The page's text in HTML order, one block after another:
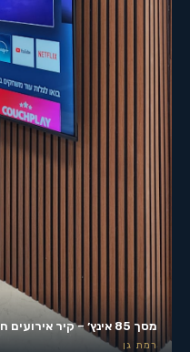
מסך 85 אינץ׳ – קיר אירועים חיפוי פולימרי
רמת גן